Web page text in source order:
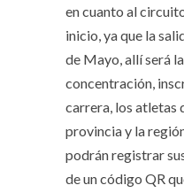
en cuanto al
inicio, ya que la
de Mayo, allí será
concentración,
carrera, los atletas
provincia y la
podrán registrar
de un código QR